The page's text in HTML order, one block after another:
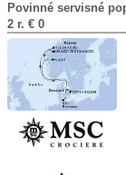
Povinné servisné
2 r. € 0